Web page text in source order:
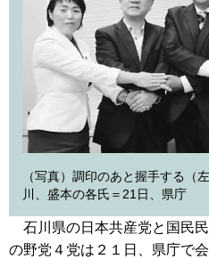
（写真）調印のあと握手する（
川、盛本の各氏＝21日、県庁
石川県の日本共産党と国民
の野党４党は２１日、県庁で